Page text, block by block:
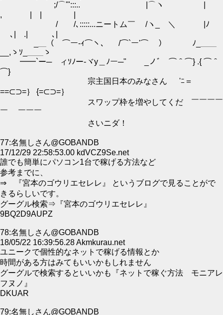
;/⌒'":::.. |⌒ヽ |
, | | |
/ /､:::::...ニートム￣ /ヽ_ ＼ |ﾉ
､| .| ､|
_＿（ ⌒ー-ｨ⌒ヽ、￣ /⌒`ー'⌒ ） ﾉ_＿＿
__,ゝｿ_＿＿ゝ
━━`ー─ゝィｿﾉー‐ヾy＿ﾉー─" _ノﾞ￣⌒＾⌒} .{ ⌒＾
⌒}
宗主国日本のみなさん 'ﾆ＝
==⊂⊃=｝ {=⊂⊃=｝
スワップ枠を増やしてくだ ￣￣￣￣
￣ ￣￣￣
さいニダ！
77:名無しさん@GOBANDB
17/12/29 22:58:53.00 kdVCZ9Se.net
誰でも簡単にパソコン1台で稼げる方法など
参考までに、
⇒ 『宮本のゴウリエセレレ』 というブログで見ることがで
きるらしいです。
グーグル検索⇒『宮本のゴウリエセレレ』
9BQ2D9AUPZ
78:名無しさん@GOBANDB
18/05/22 16:39:56.28 Akmkurau.net
ユニークで個性的なネットで稼げる情報とか
時間がある方はみてもいいかもしれません
グーグルで検索するといいかも『ネットで稼ぐ方法 モニアレ
フヌノ』
DKUAR
79:名無しさん@GOBANDB